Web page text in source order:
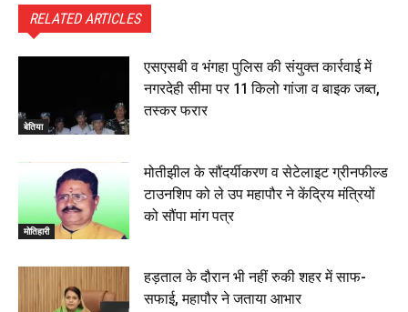
RELATED ARTICLES
बेतिया
एसएसबी व भंगहा पुलिस की संयुक्त कार्रवाई में
नगरदेही सीमा पर 11 किलो गांजा व बाइक जब्त,
तस्कर फरार
मोतिहारी
मोतीझील के सौंदर्यीकरण व सेटेलाइट ग्रीनफील्ड
टाउनशिप को ले उप महापौर ने केंद्रिय मंत्रियों
को सौंपा मांग पत्र
हड़ताल के दौरान भी नहीं रुकी शहर में साफ-
सफाई, महापौर ने जताया आभार